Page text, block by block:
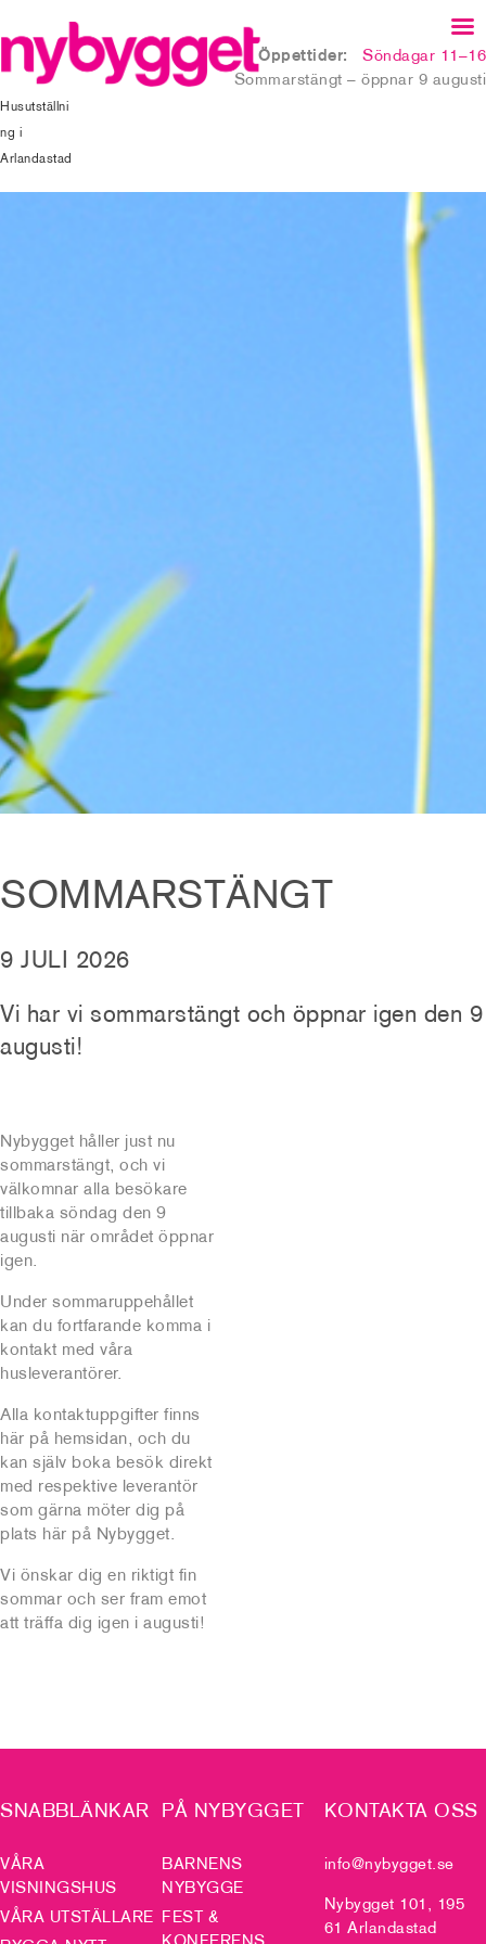
Husutställni
ng i
Arlandastad
Öppettider:
Söndagar 11–16
Sommarstängt – öppnar 9 augusti
SOMMARSTÄNGT
9 JULI 2026
Vi har vi sommarstängt och öppnar igen den 9
augusti!
Nybygget håller just nu
sommarstängt, och vi
välkomnar alla besökare
tillbaka söndag den 9
augusti när området öppnar
igen.
Under sommaruppehållet
kan du fortfarande komma i
kontakt med våra
husleverantörer.
Alla kontaktuppgifter finns
här på hemsidan, och du
kan själv boka besök direkt
med respektive leverantör
som gärna möter dig på
plats här på Nybygget.
Vi önskar dig en riktigt fin
sommar och ser fram emot
att träffa dig igen i augusti!
SNABBLÄNKAR
VÅRA
VISNINGSHUS
VÅRA UTSTÄLLARE
PÅ NYBYGGET
BARNENS
NYBYGGE
FEST &
KONTAKTA OSS
info@nybygget.se
Nybygget 101, 195
61 Arlandastad